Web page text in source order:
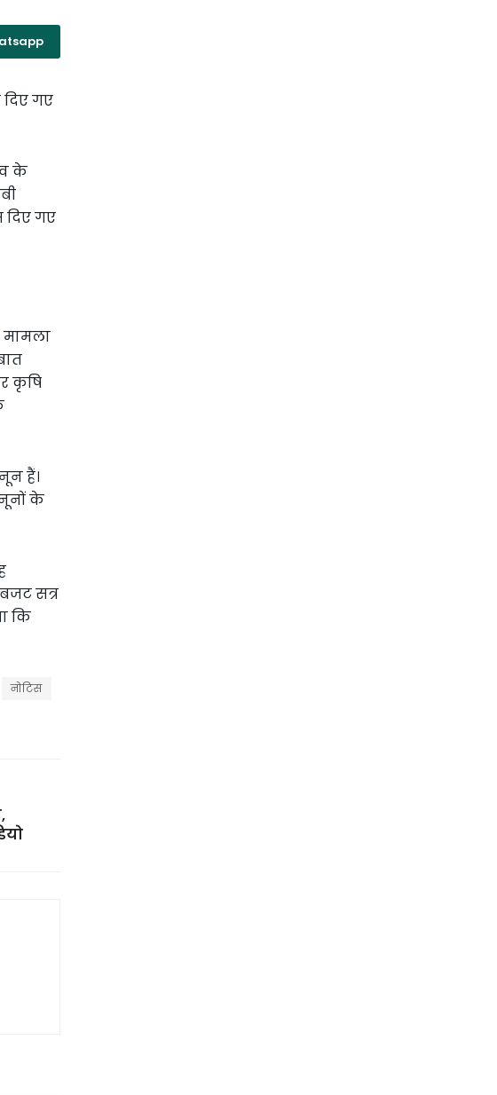
गए
के
दिए गए
मामला
कृषि
हैं।
के
सत्र
कि
नोटिस